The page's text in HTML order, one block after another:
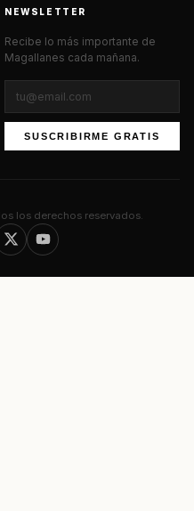
NEWSLETTER
Recibe lo más importante de
Magallanes cada mañana.
SUSCRIBIRME GRATIS
los derechos reservados.